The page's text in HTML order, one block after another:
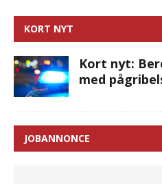
KORT NYT
Kort nyt:
med
JOBANNONCE